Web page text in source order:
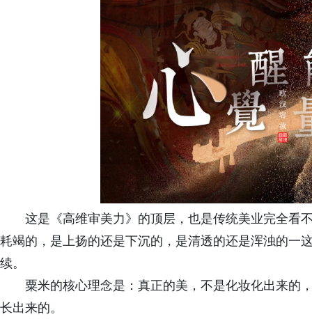
这是《高维审美力》的顶层，也是传统美业完全看
耗竭的，是上扬的还是下沉的，是清透的还是浑浊的一
续。
粟米的核心理念是：真正的美，不是化妆化出来的
长出来的。